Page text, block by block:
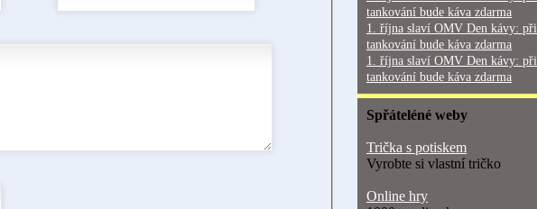
tankování bude káva zdarma
1. října slaví OMV Den kávy: při
tankování bude káva zdarma
1. října slaví OMV Den kávy: při
tankování bude káva zdarma
Spřáteléné weby
Trička s potiskem
Vyrobte si vlastní tričko
Online hry